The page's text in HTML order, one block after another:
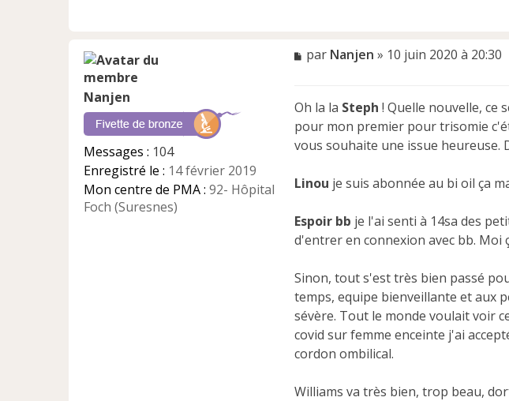
Nanjen
Messages : 104
Enregistré le : 14 février 2019
Mon centre de PMA : 92- Hôpital
Foch (Suresnes)
M
s
a
g
e
n
u
par Nanjen » 10 juin 2020 à 20:30
Oh la la Steph ! Quelle nouvelle, ce
pour mon premier pour trisomie
vous souhaite une issue heureuse.
Linou je suis abonnée au bi oil ça
Espoir bb je l'ai senti à 14sa des
d'entrer en connexion avec bb. Moi
Sinon, tout s'est très bien passé
temps, equipe bienveillante et aux
sévère. Tout le monde voulait voir
covid sur femme enceinte j'ai
cordon ombilical.
Williams va très bien, trop beau,